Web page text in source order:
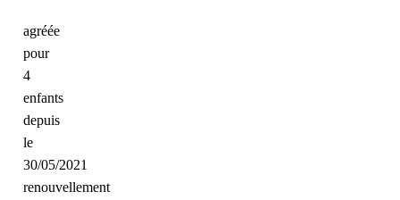
agréée
pour
4
enfants
depuis
le
30/05/2021
renouvellement